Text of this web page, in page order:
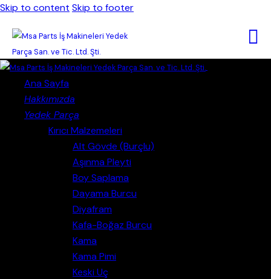
Skip to content Skip to footer
Ana Sayfa
Hakkımızda
Yedek Parça
Kırıcı Malzemeleri
Alt Gövde (Burçlu)
Aşınma Pleyti
Boy Saplama
Dayama Burcu
Diyafram
Kafa-Boğaz Burcu
Kama
Kama Pimi
Keski Uç